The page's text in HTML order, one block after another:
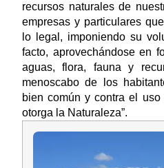
recursos naturales de
empresas y particulares
lo legal, imponiendo su
facto, aprovechándose en
aguas, flora, fauna y
menoscabo de los
bien común y contra el
otorga la Naturaleza”.